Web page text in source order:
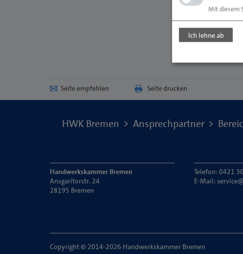
Seite empfehlen Seite drucken
HWK Bremen Ansprechpartner
Handwerkskammer Bremen
Ansgaritorstr. 24
28195 Bremen
Telefon: 0421
E-Mail:
Copyright © 2014-2026 Handwerkskammer Bremen
Mit diesem
Ich lehne ab